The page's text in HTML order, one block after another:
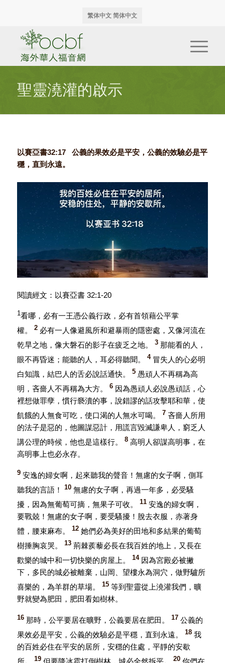
繁体中文 简体中文
聖靈澆灌的啟示
以賽亞書32:17 公義的果效必是平安，公義的效驗必是平
穩，直到永遠。
閱讀經文：以賽亞書 32:1-20
1看哪，必有一王憑公義行政，必有首領藉公平掌
權。
2 必有一人像避風所和避暴雨的隱密處，又像河流在
乾旱之地，像大磐石的影子在疲乏之地。
3 那能看的人，
眼不再昏迷；能聽的人，耳必得聽聞。
4 冒失人的心必明
白知識，結巴人的舌必說話通快。
5 愚頑人不再稱為高
明，吝嗇人不再稱為大方。
6 因為愚頑人必說愚頑話，心
裡想做罪孽，慣行褻瀆的事，說錯謬的話攻擊耶和華，使
飢餓的人無食可吃，使口渴的人無水可喝。
7 吝嗇人所用
的法子是惡的，他圖謀惡計，用謊言毀滅謙卑人，窮乏人
講公理的時候，他也是這樣行。
8 高明人卻謀高明事，在
高明事上也必永存。
9 安逸的婦女啊，起來聽我的聲音！無慮的女子啊，側耳
聽我的言語！
10 無慮的女子啊，再過一年多，必受騷
擾，因為無葡萄可摘，無果子可收。
11 安逸的婦女啊，
要戰兢！無慮的女子啊，要受騷擾！脫去衣服，赤著身
體，腰束麻布。
12 她們必為美好的田地和多結果的葡萄
樹捶胸哀哭。
13 荊棘蒺藜必長在我百姓的地上，又長在
歡樂的城中和一切快樂的房屋上。
14 因為宮殿必被撇
下，多民的城必被離棄，山岡、望樓永為洞穴，做野驢所
喜樂的，為羊群的草場。
15 等到聖靈從上澆灌我們，曠
野就變為肥田，肥田看如樹林。
16 那時，公平要居在曠野，公義要居在肥田。 17 公義的
果效必是平安，公義的效驗必是平穩，直到永遠。
18 我
的百姓必住在平安的居所，安穩的住處，平靜的安歇
所。
19 但要降冰雹打倒樹林，城必全然拆平。 20 你們在